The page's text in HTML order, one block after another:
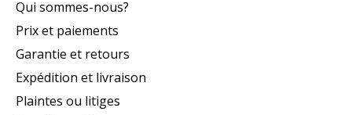
Qui sommes-nous?
Prix et paiements
Garantie et retours
Expédition et livraison
Plaintes ou litiges